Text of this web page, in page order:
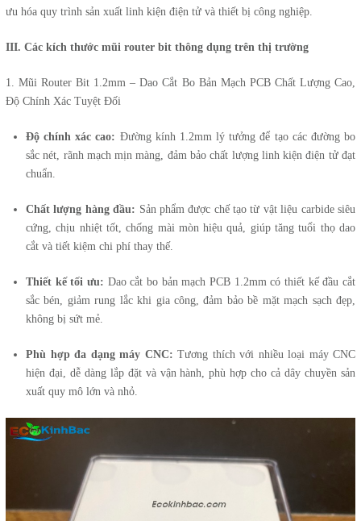
ưu hóa quy trình sản xuất linh kiện điện tử và thiết bị công nghiệp.
III. Các kích thước mũi router bit thông dụng trên thị trường
1. Mũi Router Bit 1.2mm – Dao Cắt Bo Bản Mạch PCB Chất Lượng Cao,
Độ Chính Xác Tuyệt Đối
Độ chính xác cao: Đường kính 1.2mm lý tưởng để tạo các đường bo
sắc nét, rãnh mạch mịn màng, đảm bảo chất lượng linh kiện điện tử đạt
chuẩn.
Chất lượng hàng đầu: Sản phẩm được chế tạo từ vật liệu carbide siêu
cứng, chịu nhiệt tốt, chống mài mòn hiệu quả, giúp tăng tuổi thọ dao
cắt và tiết kiệm chi phí thay thế.
Thiết kế tối ưu: Dao cắt bo bản mạch PCB 1.2mm có thiết kế đầu cắt
sắc bén, giảm rung lắc khi gia công, đảm bảo bề mặt mạch sạch đẹp,
không bị sứt mẻ.
Phù hợp đa dạng máy CNC: Tương thích với nhiều loại máy CNC
hiện đại, dễ dàng lắp đặt và vận hành, phù hợp cho cả dây chuyền sản
xuất quy mô lớn và nhỏ.